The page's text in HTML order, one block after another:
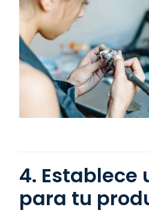
4. Establece
para tu